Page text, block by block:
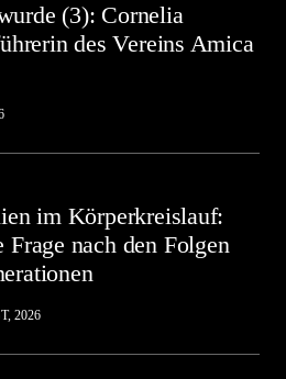
(3): Cornelia
des Vereins Amica
im Körperkreislauf:
nach den Folgen
2026